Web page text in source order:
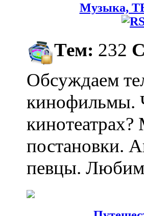
Музыка,
Тем: 232
Обсуждаем
кинофильмы.
постановки.
певцы.